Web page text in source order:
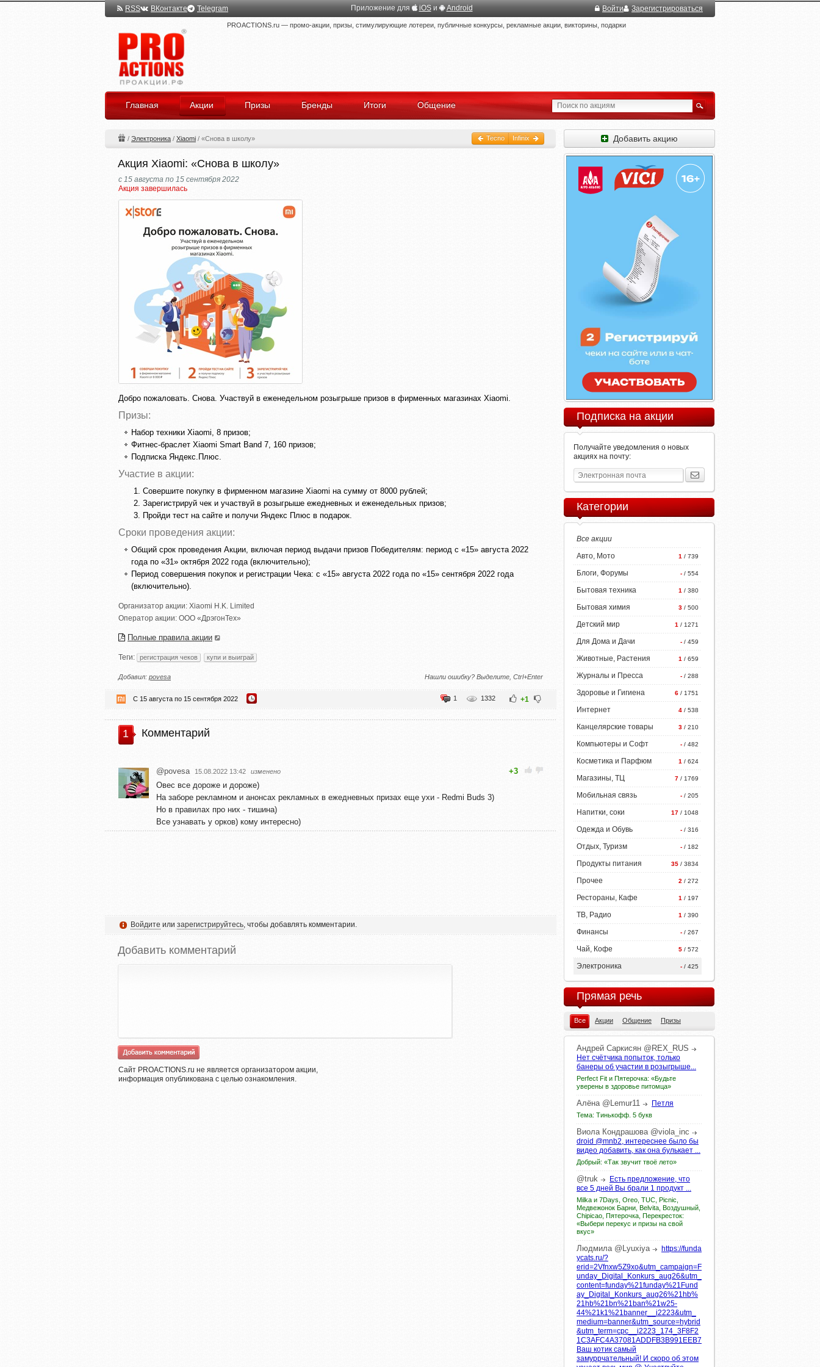
RSS ВКонтакте Telegram Приложение для iOSи Android Войти Зарегистрироваться
PROACTIONS.ru — промо-акции, призы, стимулирующие лотереи, публичные конкурсы, рекламные акции, викторины, подарки
Главная Акции Призы Бренды Итоги Общение
Tecno Infinix
/ Электроника / Xiaomi / «Снова в школу»
Акция Xiaomi: «Снова в школу»
с 15 августа по 15 сентября 2022
Акция завершилась
Добро пожаловать. Снова. Участвуй в еженедельном розыгрыше призов в фирменных магазинах Xiaomi.
Призы:
Набор техники Xiaomi, 8 призов;
Фитнес-браслет Xiaomi Smart Band 7, 160 призов;
Подписка Яндекс.Плюс.
Участие в акции:
Совершите покупку в фирменном магазине Xiaomi на сумму от 8000 рублей;
Зарегистрируй чек и участвуй в розыгрыше ежедневных и еженедельных призов;
Пройди тест на сайте и получи Яндекс Плюс в подарок.
Сроки проведения акции:
Общий срок проведения Акции, включая период выдачи призов Победителям: период с «15» августа 2022
года по «31» октября 2022 года (включительно);
Период совершения покупок и регистрации Чека: с «15» августа 2022 года по «15» сентября 2022 года
(включительно).
Организатор акции: Xiaomi H.K. Limited
Оператор акции: ООО «ДрэгонТех»
Полные правила акции
Теги: регистрация чеков купи и выиграй
Добавил: povesa Нашли ошибку? Выделите, Ctrl+Enter
С 15 августа по 15 сентября 2022 +1
1332
1
1 Комментарий
@povesa 15.08.2022 13:42 изменено
+3
Овес все дороже и дороже)
На заборе рекламном и анонсах рекламных в ежедневных призах еще ухи - Redmi Buds 3)
Но в правилах про них - тишина)
Все узнавать у орков) кому интересно)
Войдите или зарегистрируйтесь, чтобы добавлять комментарии.
Добавить комментарий
Сайт PROACTIONS.ru не является организатором акции,
информация опубликована с целью ознакомления.
Добавить акцию
Подписка на акции
Получайте уведомления о новых
акциях на почту:
Категории
Все акции
1 / 739
Авто, Мото
- / 554
Блоги, Форумы
1 / 380
Бытовая техника
3 / 500
Бытовая химия
1 / 1271
Детский мир
- / 459
Для Дома и Дачи
1 / 659
Животные, Растения
- / 288
Журналы и Пресса
6 / 1751
Здоровье и Гигиена
4 / 538
Интернет
3 / 210
Канцелярские товары
- / 482
Компьютеры и Софт
1 / 624
Косметика и Парфюм
7 / 1769
Магазины, ТЦ
- / 205
Мобильная связь
17 / 1048
Напитки, соки
- / 316
Одежда и Обувь
- / 182
Отдых, Туризм
35 / 3834
Продукты питания
2 / 272
Прочее
1 / 197
Рестораны, Кафе
1 / 390
ТВ, Радио
- / 267
Финансы
5 / 572
Чай, Кофе
- / 425
Электроника
Прямая речь
Все Акции Общение Призы
Андрей Саркисян @REX_RUS
Нет счётчика попыток, только
банеры об участии в розыгрыше...
Perfect Fit и Пятерочка: «Будьте
уверены в здоровье питомца»
Алёна @Lemur11 Петля
Тема: Тинькофф. 5 букв
Виола Кондрашова @viola_inc
droid @mnb2, интереснее было бы
видео добавить, как она булькает ...
Добрый: «Так звучит твоё лето»
@truk
Есть предложение, что
все 5 дней Вы брали 1 продукт ...
Milka и 7Days, Oreo, TUC, Picnic,
Медвежонок Барни, Belvita, Воздушный,
Chipicao, Пятерочка, Перекресток:
«Выбери перекус и призы на свой
вкус»
Людмила @Lyuxiya
https://funda
ycats.ru/?
erid=2Vfnxw5Z9xo&utm_campaign=F
unday_Digital_Konkurs_aug26&utm_
content=funday%21funday%21Fund
ay_Digital_Konkurs_aug26%21hb%
21hb%21bn%21ban%21w25-
44%21k1%21banner__i2223&utm_
medium=banner&utm_source=hybrid
&utm_term=cpc__i2223_174_3F8F2
1C3AFC4A37081ADDFB3B991EEB7
Ваш котик самый
замуррчательный! И скоро об этом